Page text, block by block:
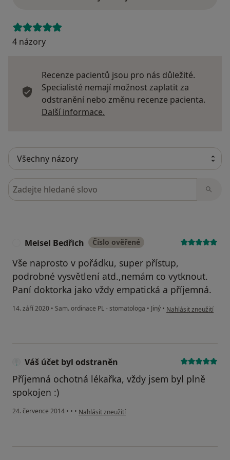
4 názory
Recenze pacientů jsou pro nás důležité.
Specialisté nemají možnost zaplatit za
odstranění nebo změnu recenze pacienta.
Další informace.
Hledejte v názorech
Meisel Bedřich Číslo ověřené
Vše naprosto v pořádku, super přístup,
podrobné vysvětlení atd.,nemám co vytknout.
Paní doktorka jako vždy empatická a příjemná.
14. září 2020 • Sam. ordinace PL - stomatologa • Jiný • podle názoru
Nahlásit zneužití
Váš účet byl odstraněn
Příjemná ochotná lékařka, vždy jsem byl plně
spokojen :)
24. července 2014 • • • podle názoru uživatele Váš účet byl odstraněn
Nahlásit zneužití